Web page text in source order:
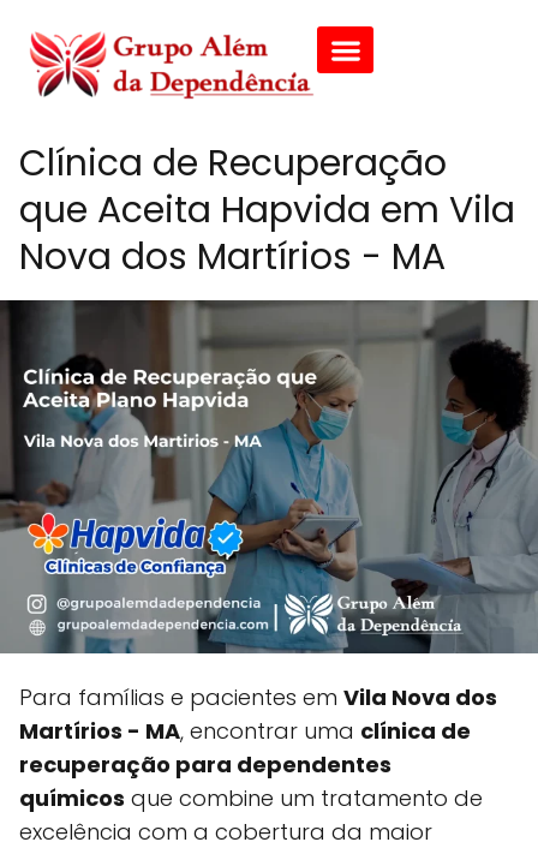
Clínica de Recuperação
que Aceita Hapvida em Vila
Nova dos Martírios - MA
Para famílias e pacientes em Vila Nova dos
Martírios - MA, encontrar uma clínica de
recuperação para dependentes
químicos que combine um tratamento de
excelência com a cobertura da maior